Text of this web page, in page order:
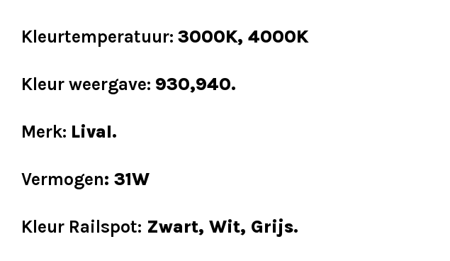
Kleurtemperatuur: 3000K, 4000K
Kleur weergave: 930,940.
Merk: Lival.
Vermogen: 31W
Kleur Railspot: Zwart, Wit, Grijs.